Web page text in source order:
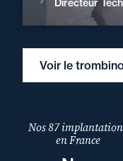
Voir le
Directeur
Nos 87
en France